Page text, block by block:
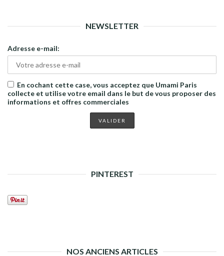
NEWSLETTER
Adresse e-mail:
En cochant cette case, vous acceptez que Umami Paris
collecte et utilise votre email dans le but de vous proposer des
informations et offres commerciales
PINTEREST
NOS ANCIENS ARTICLES